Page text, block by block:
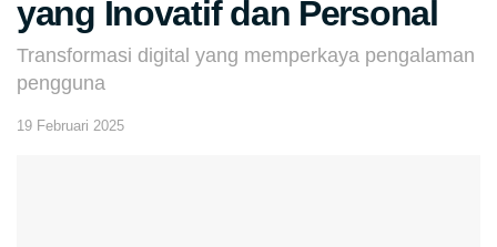
yang Inovatif dan Personal
Transformasi digital yang memperkaya pengalaman
pengguna
19 Februari 2025